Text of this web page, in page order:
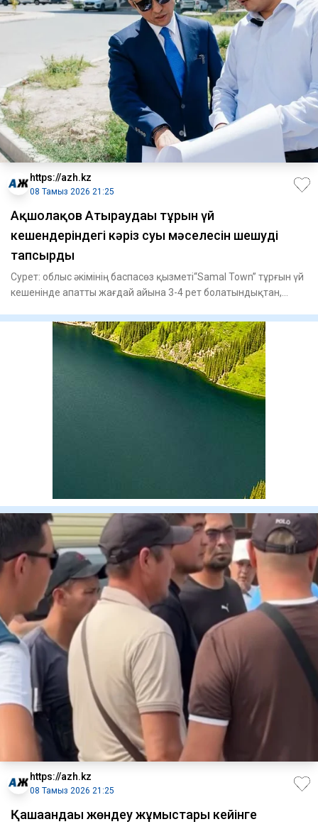
https://azh.kz
08 Тамыз 2026 21:25
​Ақшолақов Атыраудағы тұрғын үй
кешендеріндегі кәріз суы мәселесін шешуді
тапсырды
Сурет: облыс әкімінің баспасөз қызметі“Samal Town” тұрғын үй
кешенінде апатты жағдай айына 3-4 рет болатындықтан,
https://azh.kz
08 Тамыз 2026 21:25
Қашағандағы жөндеу жұмыстары кейінге